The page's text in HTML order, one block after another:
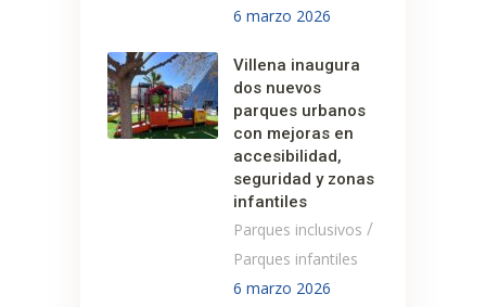
6 marzo 2026
Villena inaugura
dos nuevos
parques urbanos
con mejoras en
accesibilidad,
seguridad y zonas
infantiles
Parques inclusivos /
Parques infantiles
6 marzo 2026